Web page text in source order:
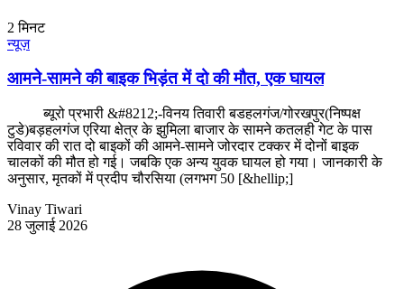
2 मिनट
न्यूज़
आमने-सामने की बाइक भिड़ंत में दो की मौत, एक घायल
ब्यूरो प्रभारी &#8212;-विनय तिवारी बडहलगंज/गोरखपुर(निष्पक्ष
टुडे)बड़हलगंज एरिया क्षेत्र के झुमिला बाजार के सामने कतलही गेट के पास
रविवार की रात दो बाइकों की आमने-सामने जोरदार टक्कर में दोनों बाइक
चालकों की मौत हो गई। जबकि एक अन्य युवक घायल हो गया। जानकारी के
अनुसार, मृतकों में प्रदीप चौरसिया (लगभग 50 [&hellip;]
Vinay Tiwari
28 जुलाई 2026